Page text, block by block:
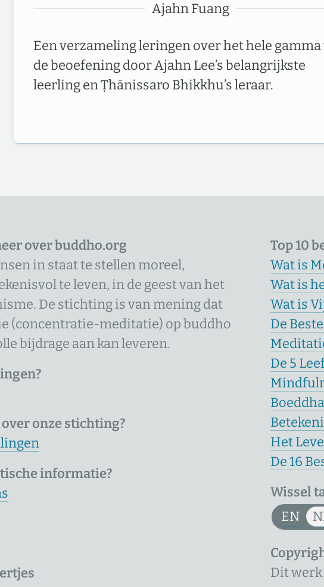
Ajahn Fuang
Een verzameling leringen over het hele gamma
de beoefening door Ajahn Lee’s belangrijkste
leerling en Ṭhānissaro Bhikkhu’s leraar.
over buddho.org
in staat te stellen moreel,
te leven, in de geest van het
De stichting is van mening dat
(concentratie-meditatie) op buddho
bijdrage aan kan leveren.
onze stichting?
informatie?
Top 10
Wat is
Wat is
Wat is
De
De 5
Het
De 16
Wissel
EN
Dit